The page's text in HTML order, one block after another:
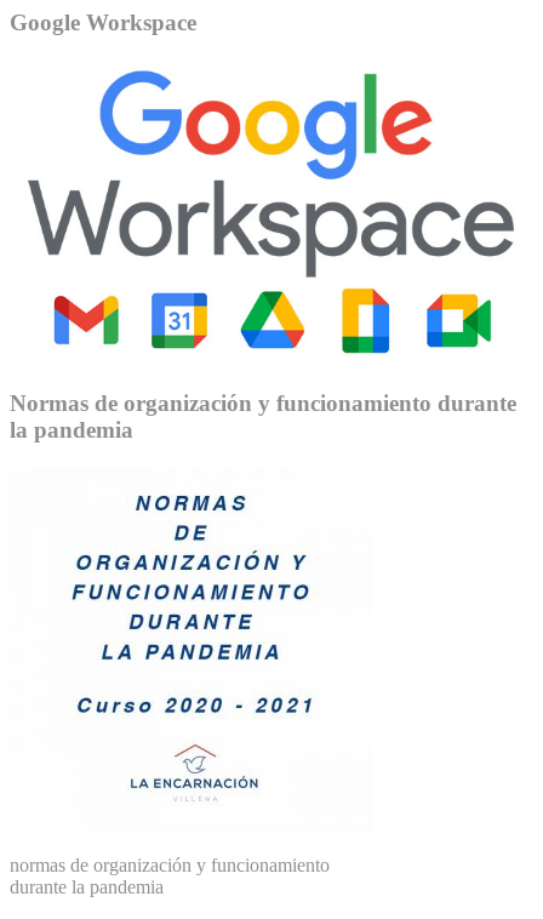
Google Workspace
Normas de organización y funcionamiento durante
la pandemia
normas de organización y funcionamiento
durante la pandemia